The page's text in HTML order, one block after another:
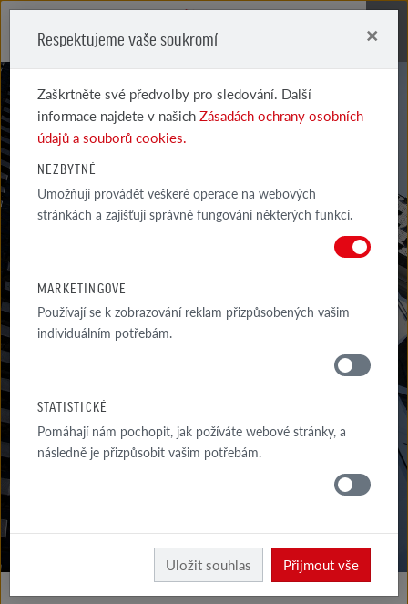
CENÍKY
KDE
Röben Ke stažení
Respektujeme vaše soukromí ×
Zaškrtněte své předvolby pro sledování. Další
informace najdete v našichZásadách ochrany osobních
údajů a souborů cookies.
NEZBYTNÉ
Umožňují provádět veškeré operace na webových
stránkách a zajišťují správné fungování některých funkcí.
MARKETINGOVÉ
Používají se k zobrazování reklam přizpůsobených vašim
individuálním potřebám.
STATISTICKÉ
Pomáhají nám pochopit, jak požíváte webové stránky, a
následně je přizpůsobit vašim potřebám.
Uložit souhlas Přijmout vše